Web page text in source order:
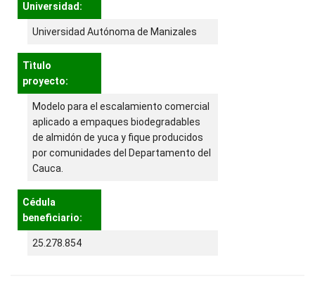
Universidad:
Universidad Autónoma de Manizales
Tìtulo
proyecto:
Modelo para el escalamiento comercial
aplicado a empaques biodegradables
de almidón de yuca y fique producidos
por comunidades del Departamento del
Cauca.
Cédula
beneficiario:
25.278.854